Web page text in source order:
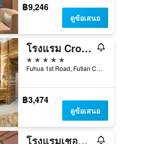
฿9,246
ดูข้อเสนอ
โรงแรม Crowne Plaza Shenzhen Futian บาย IHG
5 ดาว
Fuhua 1st Road, Futian Cbd, เซินเจิ้น, จีน
฿3,474
ดูข้อเสนอ
โรงแรมเชอราตัน เสิ่นเจิ้น ฟู้เตี้ยน